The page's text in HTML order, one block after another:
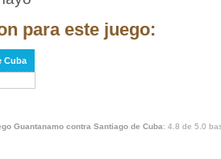
para este juego:
Cuba
Guantanamo contra Santiago de Cuba: 4.8 de 5.0